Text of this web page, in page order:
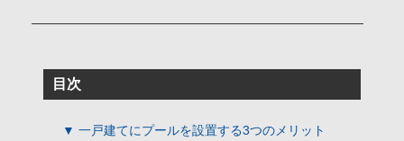
目次
▼ 一戸建てにプールを設置する3つのメリット